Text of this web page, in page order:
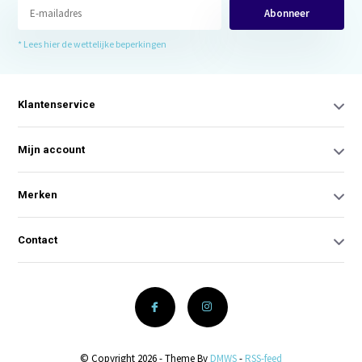
Abonneer
* Lees hier de wettelijke beperkingen
Klantenservice
Mijn account
Merken
Contact
© Copyright 2026 - Theme By DMWS- RSS-feed